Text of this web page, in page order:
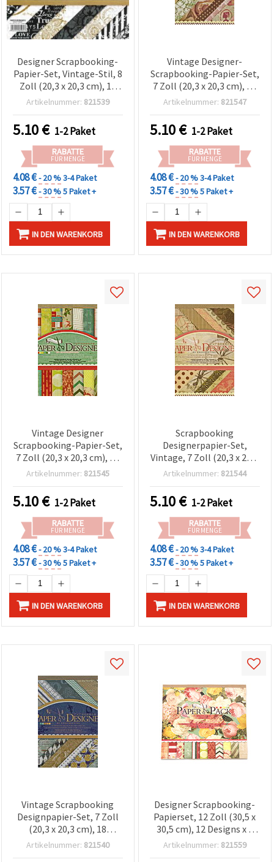
Designer Scrapbooking-
Papier-Set, Vintage-Stil, 8
Zoll (20,3 x 20,3 cm), 18
Designs x 2 Bögen je
Artikelnummer: 821539
5.10€ 1-2 Paket
RABATTE
FÜR MENGE
4.08 €- 20 %3-4 Paket
3.57 €- 30 %5 Paket +
IN DEN WARENKORB
Vintage Designer-
Scrapbooking-Papier-Set,
7 Zoll (20,3 x 20,3 cm), 18
Designs, je 2 Bögen, mit 4
sortiert/gemischt
Artikelnummer: 821547
5.10€ 1-2 Paket
RABATTE
FÜR MENGE
4.08 €- 20 %3-4 Paket
3.57 €- 30 %5 Paket +
IN DEN WARENKORB
Vintage Designer
Scrapbooking-Papier-Set,
7 Zoll (20,3 x 20,3 cm), 18
Motive x 2 Bögen, plus 4
Artikelnummer: 821545
5.10€ 1-2 Paket
RABATTE
FÜR MENGE
4.08 €- 20 %3-4 Paket
3.57 €- 30 %5 Paket +
IN DEN WARENKORB
Scrapbooking
Designerpapier-Set,
Vintage, 7 Zoll (20,3 x 20,3
cm), 18 Designs x 2 Blatt +
Artikelnummer: 821544
5.10€ 1-2 Paket
RABATTE
FÜR MENGE
4.08 €- 20 %3-4 Paket
3.57 €- 30 %5 Paket +
IN DEN WARENKORB
Vintage Scrapbooking
Designpapier-Set, 7 Zoll
(20,3 x 20,3 cm), 18
sortierte Motive, je 2
Artikelnummer: 821540
Designer Scrapbooking-
Papierset, 12 Zoll (30,5 x
30,5 cm), 12 Designs x 2
Bögen + 3 Stanzbögen,
Artikelnummer: 821559